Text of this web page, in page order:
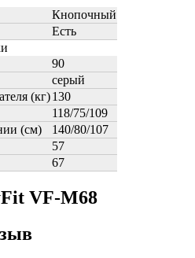
Кнопочный
Есть
90
серый
(кг)130
118/75/109
(см)
140/80/107
57
67
VF-M68